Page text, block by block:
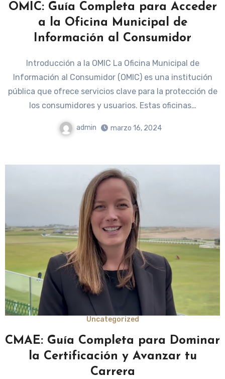
OMIC: Guía Completa para Acceder
a la Oficina Municipal de
Información al Consumidor
Introducción a la OMIC La Oficina Municipal de
Información al Consumidor (OMIC) es una institución
pública que ofrece servicios clave para la protección de
los consumidores y usuarios. Estas oficinas…
admin marzo 16, 2024
Uncategorized
CMAE: Guía Completa para Dominar
la Certificación y Avanzar tu
Carrera